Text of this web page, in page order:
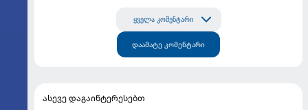
ყველა კომენტარი
დაამატე კომენტარი
ასევე დაგაინტერესებთ